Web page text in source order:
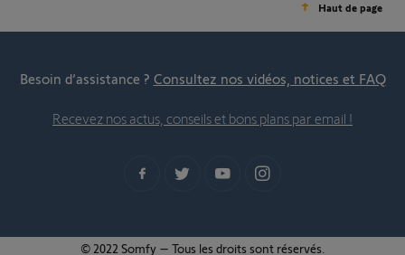
Haut de page
Besoin d’assistance ? Consultez nos vidéos, notices et FAQ
Recevez nos actus, conseils et bons plans par email !
© 2022 Somfy – Tous les droits sont réservés.